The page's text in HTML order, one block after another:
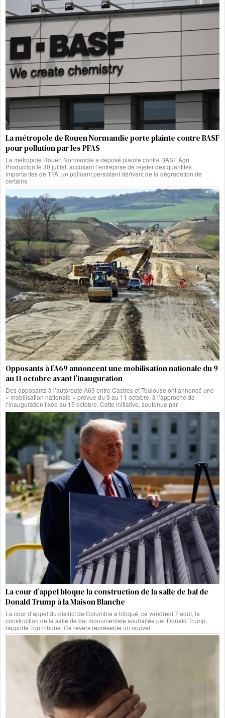
La métropole de Rouen Normandie porte plainte contre BASF
pour pollution par les PFAS
La métropole Rouen Normandie a déposé plainte contre BASF Agri
Production le 30 juillet, accusant l’entreprise de rejeter des quantités
importantes de TFA, un polluant persistant dérivant de la dégradation de
certains
Opposants à l’A69 annoncent une mobilisation nationale du 9
au 11 octobre avant l’inauguration
Des opposants à l’autoroute A69 entre Castres et Toulouse ont annoncé une
« mobilisation nationale » prévue du 9 au 11 octobre, à l’approche de
l’inauguration fixée au 15 octobre. Cette initiative, soutenue par
La cour d’appel bloque la construction de la salle de bal de
Donald Trump à la Maison Blanche
La cour d’appel du district de Columbia a bloqué, ce vendredi 7 août, la
construction de la salle de bal monumentale souhaitée par Donald Trump,
rapporte TopTribune. Ce revers représente un nouvel